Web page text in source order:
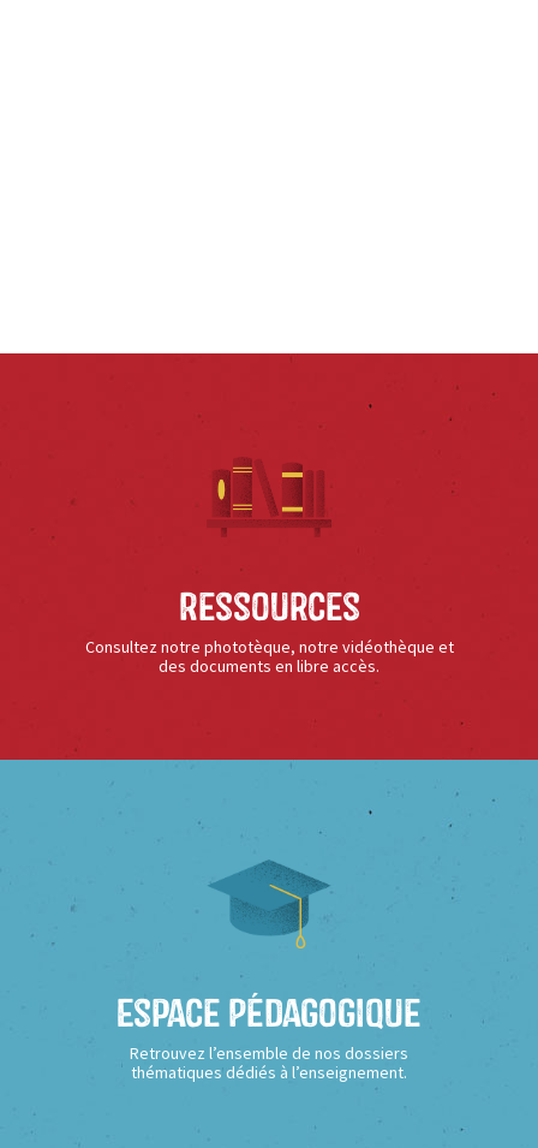
Ressources
Consultez notre phototèque, notre vidéothèque et
des documents en libre accès.
Espace Pédagogique
Retrouvez l’ensemble de nos dossiers
thématiques dédiés à l’enseignement.